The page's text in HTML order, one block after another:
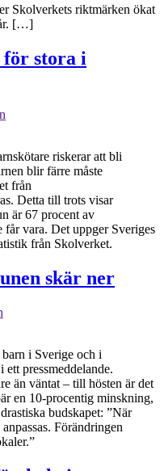
Skolverkets riktmärken ökat
år. […]
för stora i
riskerar att bli
blir färre måste
från
Detta till trots visar
är 67 procent av
får vara. Det uppger Sveriges
från Skolverket.
skär ner
i Sverige och i
pressmeddelande.
än väntat – till hösten är det
en 10-procentig minskning,
budskapet: ”När
Förändringen